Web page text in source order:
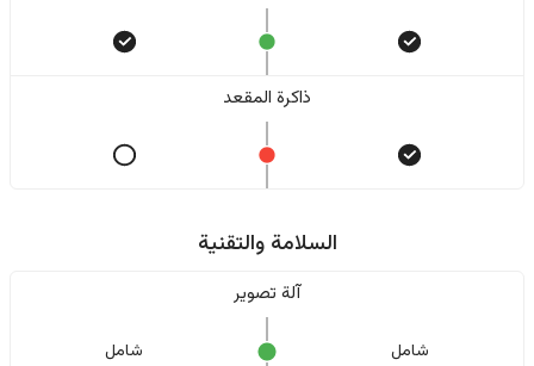
ذاكرة المقعد
السلامة والتقنية
آلة تصوير
شامل شامل